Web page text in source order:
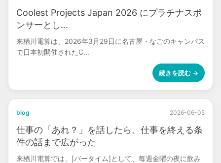
Coolest Projects Japan 2026 にプラチナスポ
ンサーとし...
来栖川電算は、2026年3月29日に名古屋・なごのキャンパス
で日本初開催されたC...
続きを読む →
blog 2026-06-05
仕事の「あれ？」を話したら、仕事を終える条
件の話まで広がった
来栖川電算では、[バータイム]として、毎週金曜の夜に飲み